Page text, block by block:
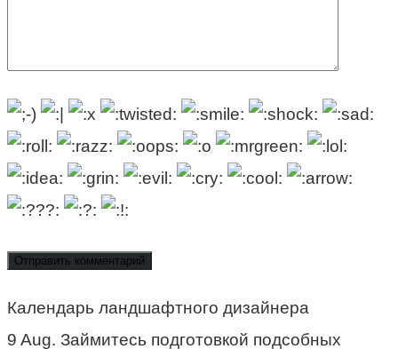
Календарь ландшафтного дизайнера
9 Aug. Займитесь подготовкой подсобных